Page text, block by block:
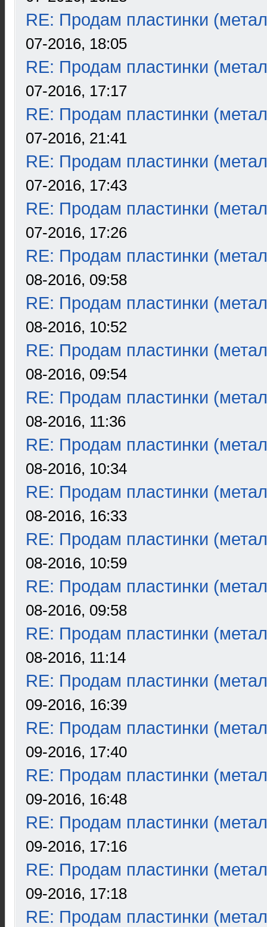
RE: Продам пластинки
07-2016, 18:05
RE: Продам пластинки
07-2016, 17:17
RE: Продам пластинки
07-2016, 21:41
RE: Продам пластинки
07-2016, 17:43
RE: Продам пластинки
07-2016, 17:26
RE: Продам пластинки
08-2016, 09:58
RE: Продам пластинки
08-2016, 10:52
RE: Продам пластинки
08-2016, 09:54
RE: Продам пластинки
08-2016, 11:36
RE: Продам пластинки
08-2016, 10:34
RE: Продам пластинки
08-2016, 16:33
RE: Продам пластинки
08-2016, 10:59
RE: Продам пластинки
08-2016, 09:58
RE: Продам пластинки
08-2016, 11:14
RE: Продам пластинки
09-2016, 16:39
RE: Продам пластинки
09-2016, 17:40
RE: Продам пластинки
09-2016, 16:48
RE: Продам пластинки
09-2016, 17:16
RE: Продам пластинки
09-2016, 17:18
RE: Продам пластинки